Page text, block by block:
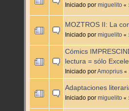
Iniciado por miguelito «
MOZTROS II: La
Iniciado por miguelito «
Cómics
lectura = sólo
Iniciado porAmoprius «
Adaptaciones
Iniciado por miguelito «